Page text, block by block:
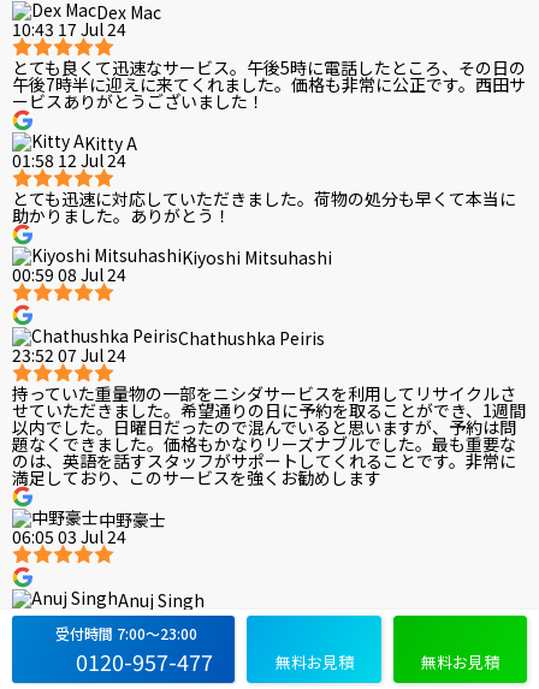
Dex Mac
10:43 17 Jul 24
とても良くて迅速なサービス。午後5時に電話したところ、その日の
午後7時半に迎えに来てくれました。価格も非常に公正です。西田サ
ービスありがとうございました！
Kitty A
01:58 12 Jul 24
とても迅速に対応していただきました。荷物の処分も早くて本当に
助かりました。ありがとう！
Kiyoshi Mitsuhashi
00:59 08 Jul 24
Chathushka Peiris
23:52 07 Jul 24
持っていた重量物の一部をニシダサービスを利用してリサイクルさ
せていただきました。希望通りの日に予約を取ることができ、1週間
以内でした。日曜日だったので混んでいると思いますが、予約は問
題なくできました。価格もかなりリーズナブルでした。最も重要な
のは、英語を話すスタッフがサポートしてくれることです。非常に
満足しており、このサービスを強くお勧めします
中野豪士
06:05 03 Jul 24
Anuj Singh
09:07 23 Jun 24
非常に良いサービス！速攻で善良な行動を！英語が上手です!!
受付時間 7:00〜23:00
0120-957-477 無料お見積 無料お見積